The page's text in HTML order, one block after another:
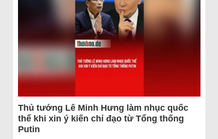
Thủ tướng Lê Minh Hưng làm nhục quốc
thể khi xin ý kiến chỉ đạo từ Tổng thống
Putin